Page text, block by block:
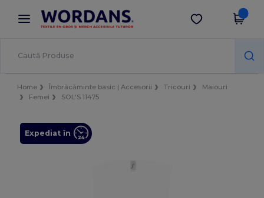
× Aplicația Wordans
Prețuri mai bune în aplicație!
Descarcă app
Home Îmbrăcăminte basic | Accesorii Tricouri
Maiouri
Femei
SOL'S 11475
Expediat în